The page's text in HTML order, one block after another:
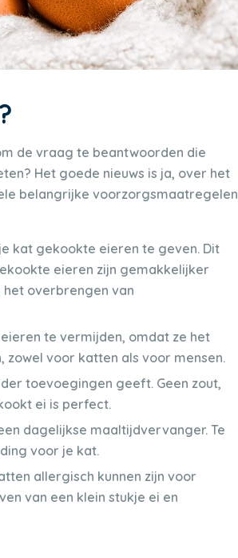
de vraag te beantwoorden die
Het goede nieuws is ja, over het
belangrijke voorzorgsmaatregelen
kat gekookte eieren te geven. Dit
eieren zijn gemakkelijker
overbrengen van
te vermijden, omdat ze het
voor katten als voor mensen.
toevoegingen geeft. Geen zout,
ei is perfect.
dagelijkse maaltijdvervanger. Te
voor je kat.
allergisch kunnen zijn voor
van een klein stukje ei en